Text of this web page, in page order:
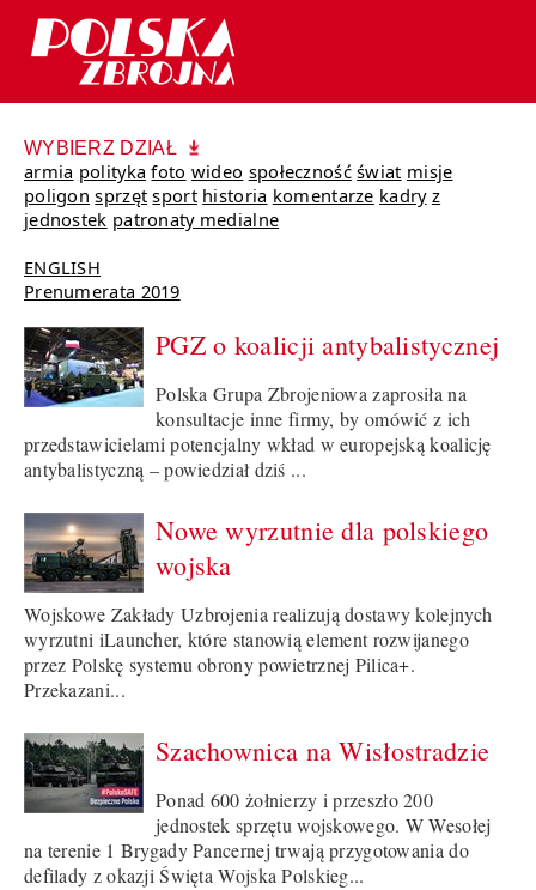
WYBIERZ DZIAŁ
armia polityka foto wideo społeczność świat misje
poligon sprzęt sport historia komentarze kadry z
jednostek patronaty medialne
ENGLISH
Prenumerata 2019
PGZ o koalicji antybalistycznej
Polska Grupa Zbrojeniowa zaprosiła na
konsultacje inne firmy, by omówić z ich
przedstawicielami potencjalny wkład w europejską koalicję
antybalistyczną – powiedział dziś ...
Nowe wyrzutnie dla polskiego
wojska
Wojskowe Zakłady Uzbrojenia realizują dostawy kolejnych
wyrzutni iLauncher, które stanowią element rozwijanego
przez Polskę systemu obrony powietrznej Pilica+.
Przekazani...
Szachownica na Wisłostradzie
Ponad 600 żołnierzy i przeszło 200
jednostek sprzętu wojskowego. W Wesołej
na terenie 1 Brygady Pancernej trwają przygotowania do
defilady z okazji Święta Wojska Polskieg...